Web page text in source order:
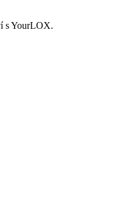
s YourLOX.